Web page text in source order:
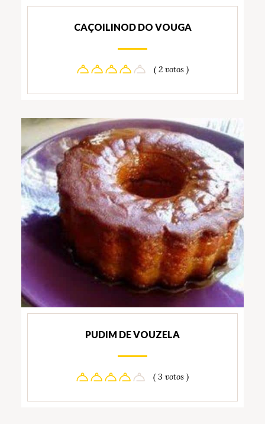
CAÇOILINOD DO VOUGA
( 2 votos )
PUDIM DE VOUZELA
( 3 votos )